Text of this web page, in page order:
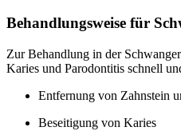
Behandlungsweise für
Zur Behandlung in der
Karies und Parodontitis schnell
Entfernung von Zahnstein
Beseitigung von Karies